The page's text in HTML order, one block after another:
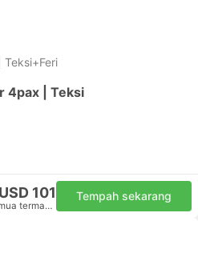
Teksi+Feri
4pax | Teksi
USD 101
kenderaan, semua termasuk
Tempah sekarang